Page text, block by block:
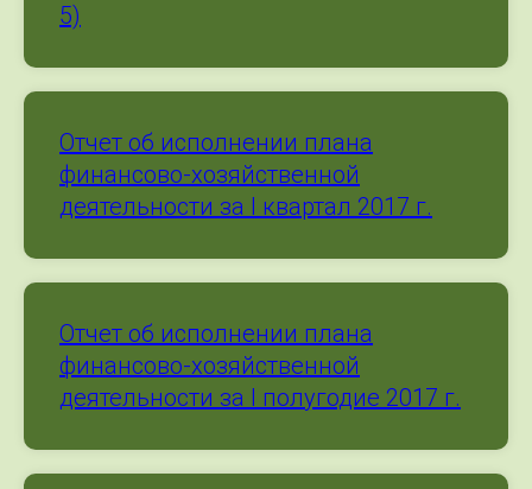
5)
Отчет об исполнении плана
финансово-хозяйственной
деятельности за I квартал 2017 г.
Отчет об исполнении плана
финансово-хозяйственной
деятельности за I полугодие 2017 г.